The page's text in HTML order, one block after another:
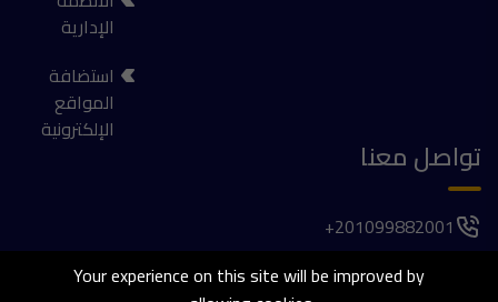
الإدارية
استضافة
المواقع
الإلكترونية
تواصل معنا
201099882001+
فيلا 1037, الحي الأول , المجاورة الخامسة , 6 اكتوبرYour experience on this site will be improved by